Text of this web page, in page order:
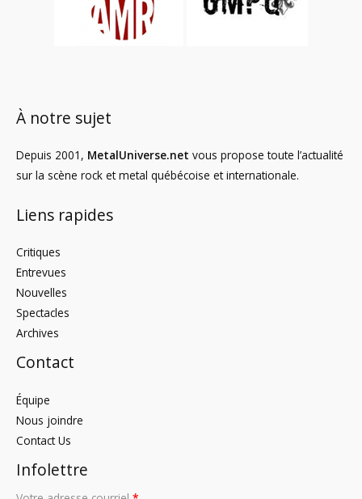
À notre sujet
Depuis 2001, MetalUniverse.net vous propose toute l’actualité
sur la scène rock et metal québécoise et internationale.
Liens rapides
Critiques
Entrevues
Nouvelles
Spectacles
Archives
Contact
Équipe
Nous joindre
Contact Us
Infolettre